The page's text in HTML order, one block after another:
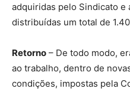
adquiridas pelo Sindicato e
distribuídas um total de
Retorno – De todo modo,
ao trabalho, dentro de
condições, impostas pela